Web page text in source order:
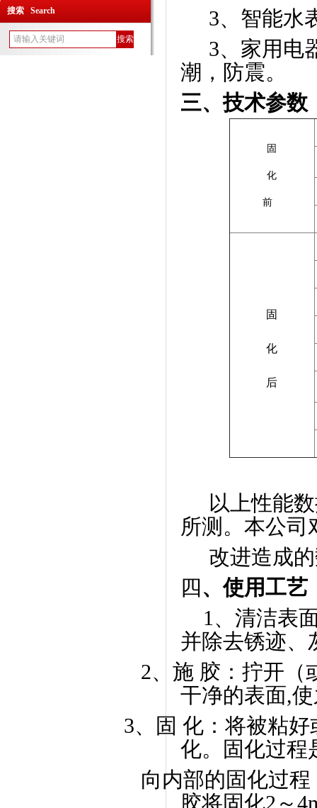
搜索 Search
3、智能水
3、家用电
潮，防震。
三、技术参数
固
化
前
固
化
后
以上性能
所测。本公司
改进造成
四 、使用工艺
1 、清洁表
并除去锈迹、
2、施 胶：拧开（
干净的表面,
3、固 化：将被粘
化。固化过程
向内部的固化过程
胶将固化2 ～